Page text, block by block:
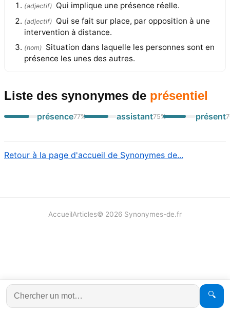
(adjectif) Qui implique une présence réelle.
(adjectif) Qui se fait sur place, par opposition à une
intervention à distance.
(nom) Situation dans laquelle les personnes sont en
présence les unes des autres.
Liste des synonymes de présentiel
présence77% assistant75% présent
Retour à la page d'accueil de Synonymes de...
🔍
AccueilArticles© 2026 Synonymes-de.fr